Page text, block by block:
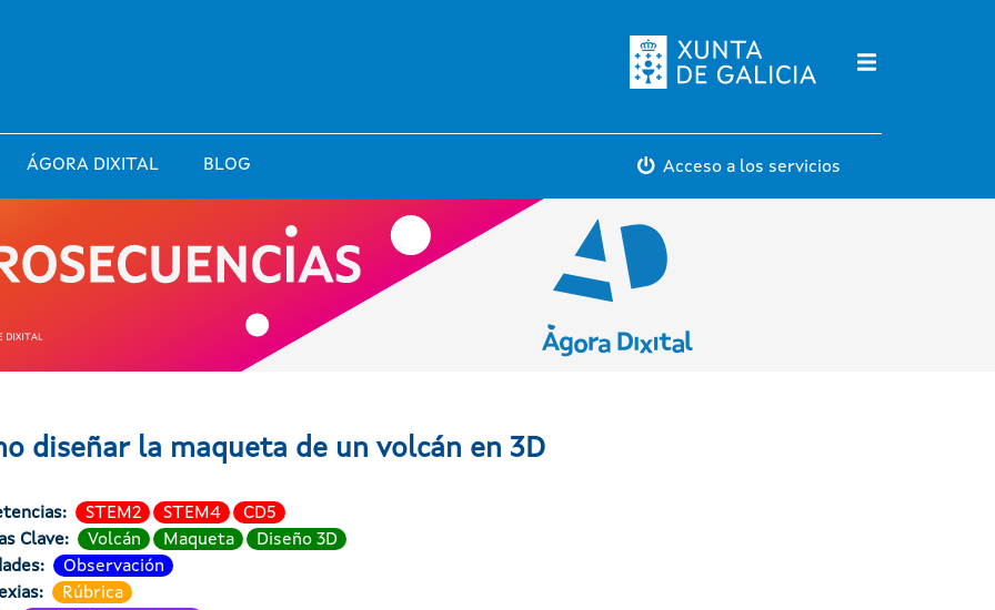
ÁGORA DIXITAL BLOG Acceso a los servicios
diseñar la maqueta de un volcán en 3D
STEM2 STEM4
CD5
Clave
Volcán Maqueta
Diseño 3D
Observación
Rúbrica